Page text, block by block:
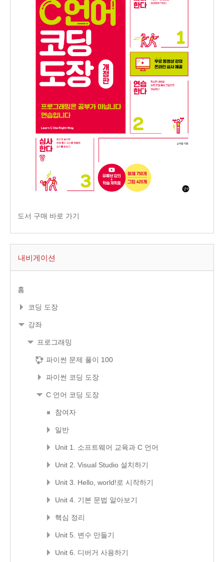
도서 구매 바로 가기
내비게이션
홈
코딩 도장
강좌
프로그래밍
파이썬 문제 풀이 100
파이썬 코딩 도장
C 언어 코딩 도장
참여자
일반
Unit 1. 소프트웨어 교육과 C 언어
Unit 2. Visual Studio 설치하기
Unit 3. Hello, world!로 시작하기
Unit 4. 기본 문법 알아보기
핵심 정리
Unit 5. 변수 만들기
Unit 6. 디버거 사용하기